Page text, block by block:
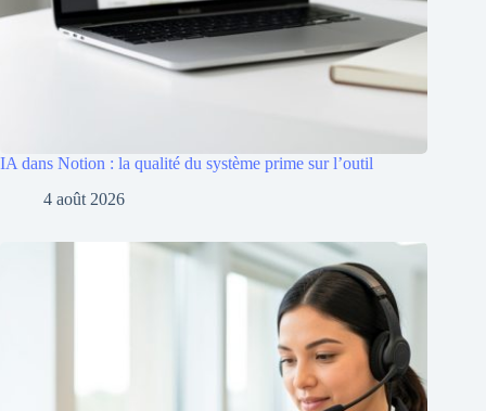
IA dans Notion : la qualité du système prime sur l’outil
4 août 2026